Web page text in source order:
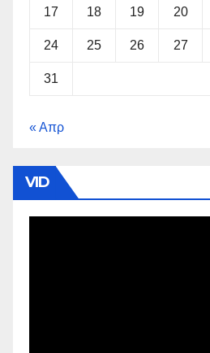
17 18 19 20
24 25 26 27
31
« Απρ
VID